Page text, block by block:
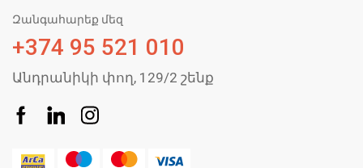
Զանգահարեք մեզ
+374 95 521 010
Անդրանիկի փող, 129/2 շենք